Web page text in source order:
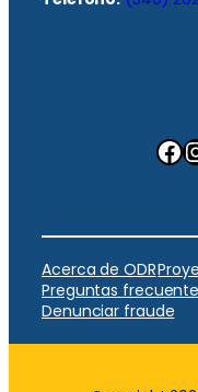
Facebook
Acerca de ODR
Preguntas
Denunciar fraude